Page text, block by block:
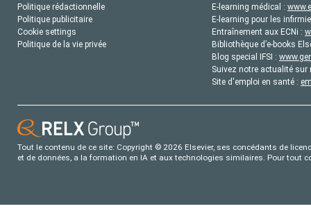
Politique rédactionnelle
Politique publicitaire
Cookie settings
Politique de la vie privée
E-learning médical :
E-learning pour les
Entraînement aux ECNi :
Bibliothèque d’e-books
Blog special IFSI :
Suivez notre actualité sur
Site d'emploi en santé :
Tout le contenu de ce site: Copyright © 2026 Elsevier, ses concédants de
et de données, a la formation en IA et aux technologies similaires. Pour tout